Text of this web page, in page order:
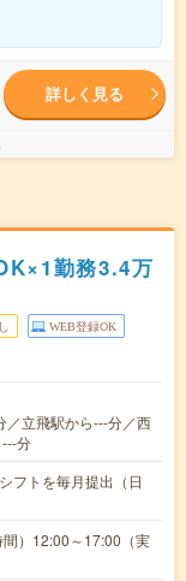
詳しく見る
勤務3.4万
WEB登録OK
／立飛駅から---分／西
分
フトを毎月提出（日
）12:00～17:00（実